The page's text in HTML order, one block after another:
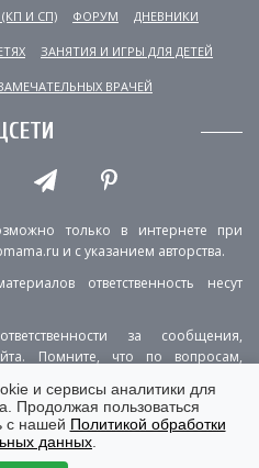
И СП) ФОРУМ ДНЕВНИКИ
ЗАНЯТИЯ И ИГРЫ ДЛЯ ДЕТЕЙ
ВРАЧЕЙ
только в интернете при
и с указанием авторства.
ответственность несут
за сообщения,
Помните, что по вопросам,
КОНТАКТЫ
и сервисы аналитики для
Продолжая пользоваться
с нашей Политикой обработки
данных